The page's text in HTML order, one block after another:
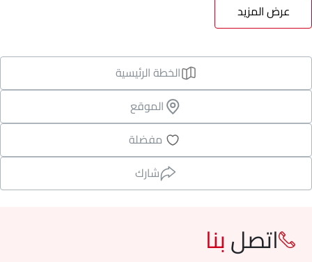
عرض المزيد
الخطة الرئيسية
الموقع
مفضلة
شارك
اتصلبنا